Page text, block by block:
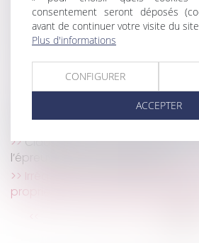
Non contestée dans les 2 mois,
de copropriété, même irrégulière,
Un salarié peut-il refuser une
Changement de régime
Calcul des IJ maladie-
: les revenus d’activité de 2020
neutralisés
Clause de médiation
l’épreuve d’un abus présumé
Irrégularité du congé pour
propriétaire au profit de sa belle-
consentement seront déposés
avant de continuer votre visite du
Plus d'informations
CONFIGURER
ACCEPTER